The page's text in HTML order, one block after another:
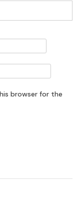
browser for the